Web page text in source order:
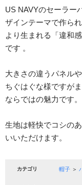
US NAVYのセーラー
ザインテーマで作ら
より生まれる「違和
です 。
大きさの違うパネル
ちぐはぐな様ですが
ならではの魅力です。
生地は軽快でコシの
いいただけます。
カテゴリ 帽子 ＞